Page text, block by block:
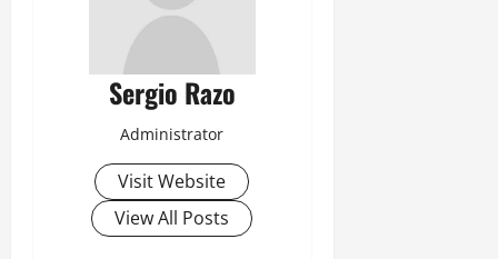
Sergio Razo
Administrator
Visit Website
View All Posts